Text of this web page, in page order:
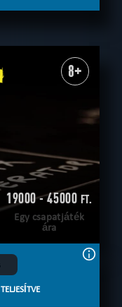
8+
19000 - 45000 FT.
Egy csapatjáték
ára
TELJESÍTVE